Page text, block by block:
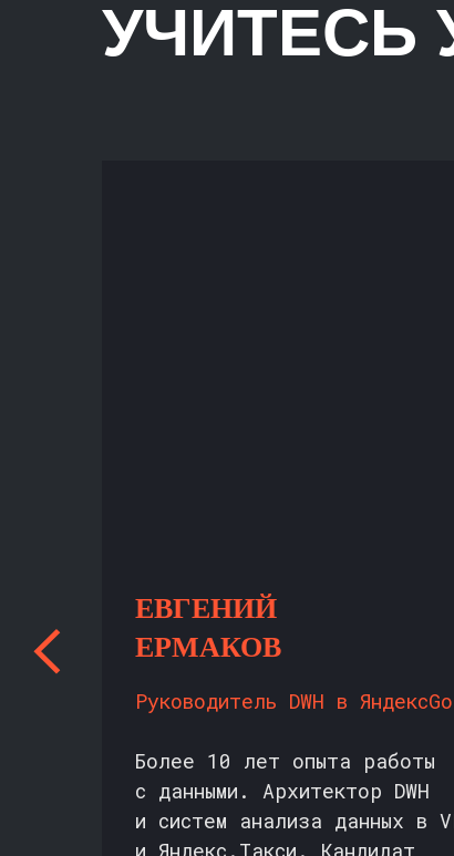
УЧИТЕСЬ
ЕВГЕНИЙ
ЕРМАКОВ
Руководитель DWH в ЯндексGo
Более 10 лет опыта работы
с данными. Архитектор DWH
и систем анализа данных в
и Яндекс.Такси. Кандидат